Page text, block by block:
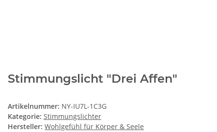
Stimmungslicht "Drei Affen"
Artikelnummer: NY-IU7L-1C3G
Kategorie: Stimmungslichter
Hersteller: Wohlgefühl für Körper & Seele